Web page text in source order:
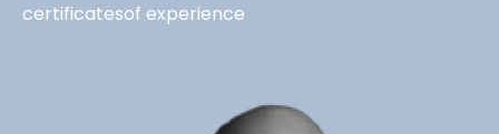
certificatesof experience